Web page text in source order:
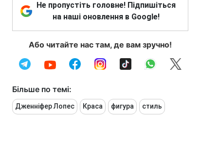
Не пропустіть головне! Підпишіться
на наші оновлення в Google!
Або читайте нас там, де вам зручно!
Більше по темі:
Дженніфер Лопес Краса фигура стиль